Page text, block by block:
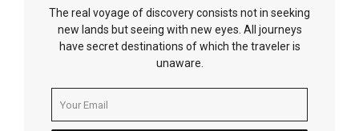
The real voyage of discovery consists not in seeking
new lands but seeing with new eyes. All journeys
have secret destinations of which the traveler is
unaware.